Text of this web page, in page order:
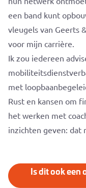
een band kunt
vleugels van Geerts
voor mijn carrière.
Ik zou iedereen
met
Rust en kansen om
het werken met
inzichten geven: dat
Is dit ook een